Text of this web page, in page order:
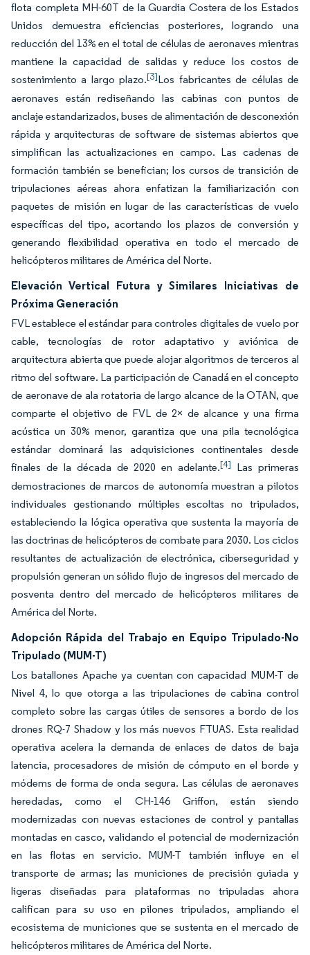
flota completa MH-60T de la Guardia Costera de los Estados
Unidos demuestra eficiencias posteriores, logrando una
reducción del 13% en el total de células de aeronaves mientras
mantiene la capacidad de salidas y reduce los costos de
sostenimiento a largo plazo.[3]Los fabricantes de células de
aeronaves están rediseñando las cabinas con puntos de
anclaje estandarizados, buses de alimentación de desconexión
rápida y arquitecturas de software de sistemas abiertos que
simplifican las actualizaciones en campo. Las cadenas de
formación también se benefician; los cursos de transición de
tripulaciones aéreas ahora enfatizan la familiarización con
paquetes de misión en lugar de las características de vuelo
específicas del tipo, acortando los plazos de conversión y
generando flexibilidad operativa en todo el mercado de
helicópteros militares de América del Norte.
Elevación Vertical Futura y Similares Iniciativas de
Próxima Generación
FVL establece el estándar para controles digitales de vuelo por
cable, tecnologías de rotor adaptativo y aviónica de
arquitectura abierta que puede alojar algoritmos de terceros al
ritmo del software. La participación de Canadá en el concepto
de aeronave de ala rotatoria de largo alcance de la OTAN, que
comparte el objetivo de FVL de 2× de alcance y una firma
acústica un 30% menor, garantiza que una pila tecnológica
estándar dominará las adquisiciones continentales desde
finales de la década de 2020 en adelante.[4] Las primeras
demostraciones de marcos de autonomía muestran a pilotos
individuales gestionando múltiples escoltas no tripulados,
estableciendo la lógica operativa que sustenta la mayoría de
las doctrinas de helicópteros de combate para 2030. Los ciclos
resultantes de actualización de electrónica, ciberseguridad y
propulsión generan un sólido flujo de ingresos del mercado de
posventa dentro del mercado de helicópteros militares de
América del Norte.
Adopción Rápida del Trabajo en Equipo Tripulado-No
Tripulado (MUM-T)
Los batallones Apache ya cuentan con capacidad MUM-T de
Nivel 4, lo que otorga a las tripulaciones de cabina control
completo sobre las cargas útiles de sensores a bordo de los
drones RQ-7 Shadow y los más nuevos FTUAS. Esta realidad
operativa acelera la demanda de enlaces de datos de baja
latencia, procesadores de misión de cómputo en el borde y
módems de forma de onda segura. Las células de aeronaves
heredadas, como el CH-146 Griffon, están siendo
modernizadas con nuevas estaciones de control y pantallas
montadas en casco, validando el potencial de modernización
en las flotas en servicio. MUM-T también influye en el
transporte de armas; las municiones de precisión guiada y
ligeras diseñadas para plataformas no tripuladas ahora
califican para su uso en pilones tripulados, ampliando el
ecosistema de municiones que se sustenta en el mercado de
helicópteros militares de América del Norte.